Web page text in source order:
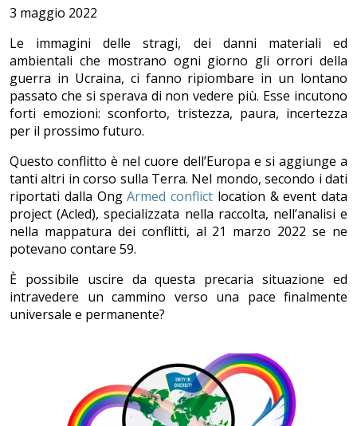
3 maggio 2022
Le immagini delle stragi, dei danni materiali ed
ambientali che mostrano ogni giorno gli orrori della
guerra in Ucraina, ci fanno ripiombare in un lontano
passato che si sperava di non vedere più. Esse incutono
forti emozioni: sconforto, tristezza, paura, incertezza
per il prossimo futuro.
Questo conflitto è nel cuore dell’Europa e si aggiunge a
tanti altri in corso sulla Terra. Nel mondo, secondo i dati
riportati dalla OngArmed conflict location & event data
project (Acled), specializzata nella raccolta, nell’analisi e
nella mappatura dei conflitti, al 21 marzo 2022 se ne
potevano contare 59.
È possibile uscire da questa precaria situazione ed
intravedere un cammino verso una pace finalmente
universale e permanente?